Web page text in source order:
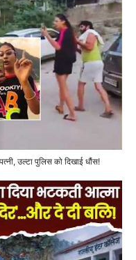
उल्टा पुलिस को दिखाई धौंस!